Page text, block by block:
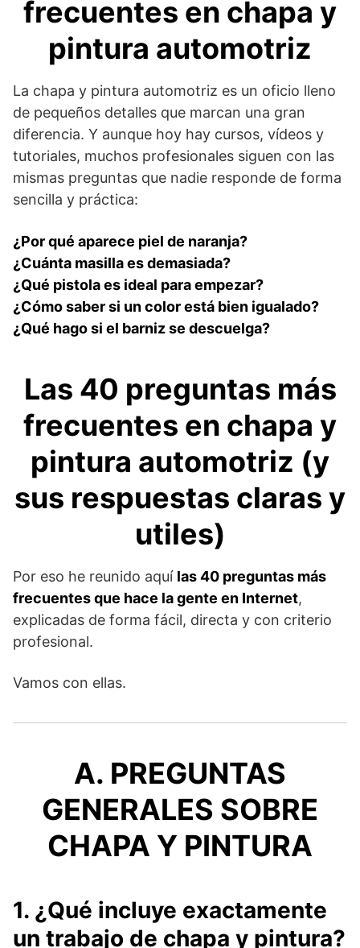
frecuentes en chapa y
pintura automotriz
La chapa y pintura automotriz es un oficio lleno
de pequeños detalles que marcan una gran
diferencia. Y aunque hoy hay cursos, vídeos y
tutoriales, muchos profesionales siguen con las
mismas preguntas que nadie responde de forma
sencilla y práctica:
¿Por qué aparece piel de naranja?
¿Cuánta masilla es demasiada?
¿Qué pistola es ideal para empezar?
¿Cómo saber si un color está bien igualado?
¿Qué hago si el barniz se descuelga?
Las 40 preguntas más
frecuentes en chapa y
pintura automotriz (y
sus respuestas claras y
utiles)
Por eso he reunido aquí las 40 preguntas más
frecuentes que hace la gente en Internet,
explicadas de forma fácil, directa y con criterio
profesional.
Vamos con ellas.
A. PREGUNTAS
GENERALES SOBRE
CHAPA Y PINTURA
1. ¿Qué incluye exactamente
un trabajo de chapa y pintura?